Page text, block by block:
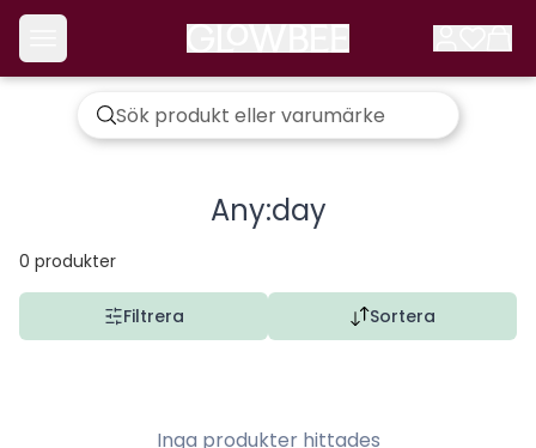
Any:day
0 produkter
Filtrera Sortera
Inga produkter hittades